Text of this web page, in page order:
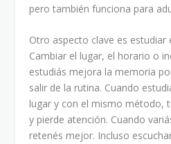
pero también funciona para
Otro aspecto clave es estudiar
Cambiar el lugar, el horario o
estudiás mejora la memoria
salir de la rutina. Cuando
lugar y con el mismo método,
y pierde atención. Cuando
retenés mejor. Incluso